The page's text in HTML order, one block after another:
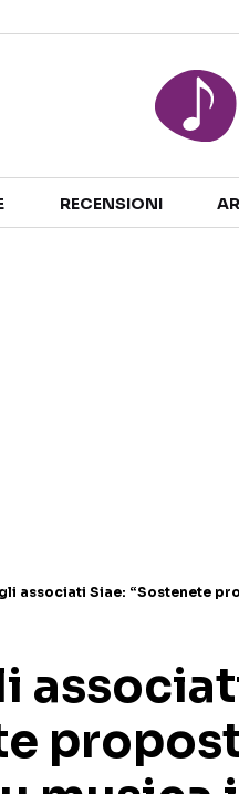
RECENSIONI
associati Siae: “Sostenete